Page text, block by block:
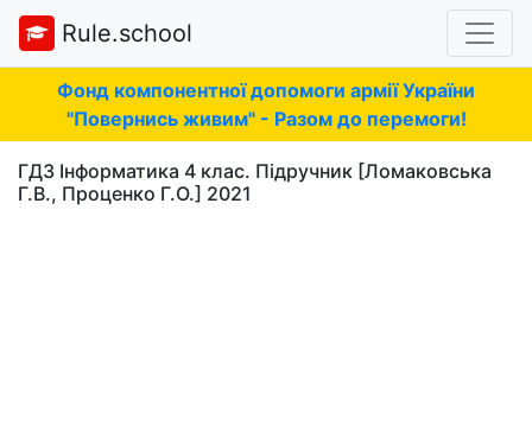
Rule.school
Фонд компонентної допомоги армії України
"Повернись живим" - Разом до перемоги!
ГДЗ Інформатика 4 клас. Підручник [Ломаковська
Г.В., Проценко Г.О.] 2021